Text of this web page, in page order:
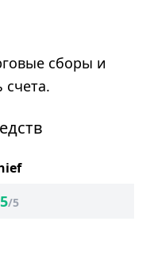
сборы и
5/5